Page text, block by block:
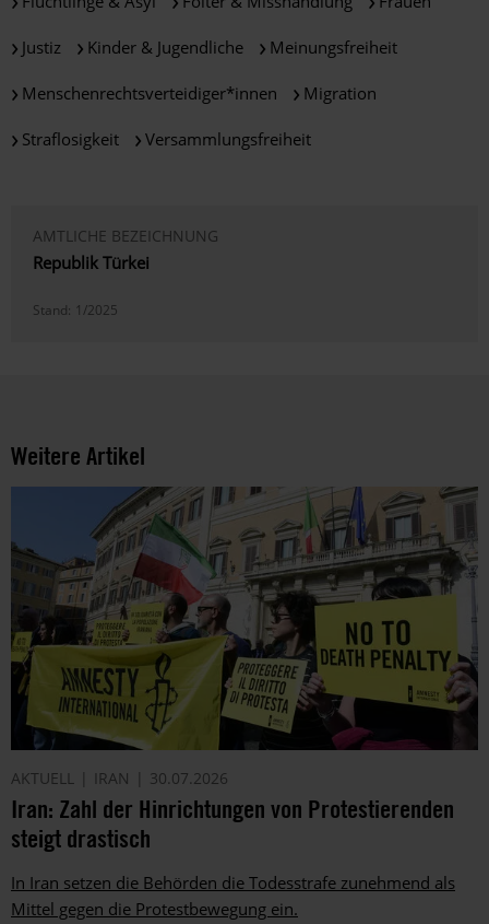
Justiz Kinder & Jugendliche Meinungsfreiheit
Menschenrechtsverteidiger*innen Migration
Straflosigkeit Versammlungsfreiheit
AMTLICHE BEZEICHNUNG
Republik Türkei
Stand: 1/2025
Weitere Artikel
AKTUELL IRAN 30.07.2026
Iran: Zahl der Hinrichtungen von Protestierenden
steigt drastisch
In Iran setzen die Behörden die Todesstrafe zunehmend als
Mittel gegen die Protestbewegung ein.